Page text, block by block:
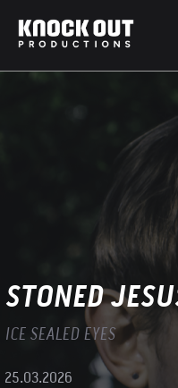
STONED
ICE SEALED EYES
25.03.2026